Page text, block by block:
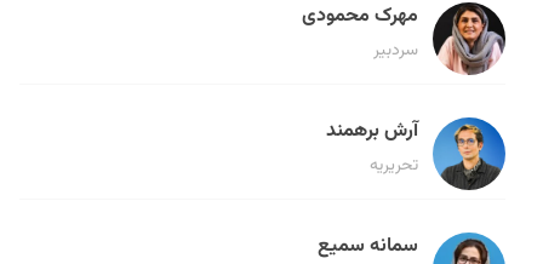
مهرک محمودی
سردبیر
آرش برهمند
تحریریه
سمانه سمیع